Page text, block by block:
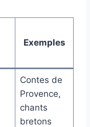
Exemples
Contes de
Provence,
chants
bretons